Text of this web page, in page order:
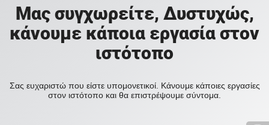
Μας συγχωρείτε, Δυστυχώς,
κάνουμε κάποια εργασία στον
ιστότοπο
Σας ευχαριστώ που είστε υπομονετικοί. Κάνουμε κάποιες εργασίες
στον ιστότοπο και θα επιστρέψουμε σύντομα.